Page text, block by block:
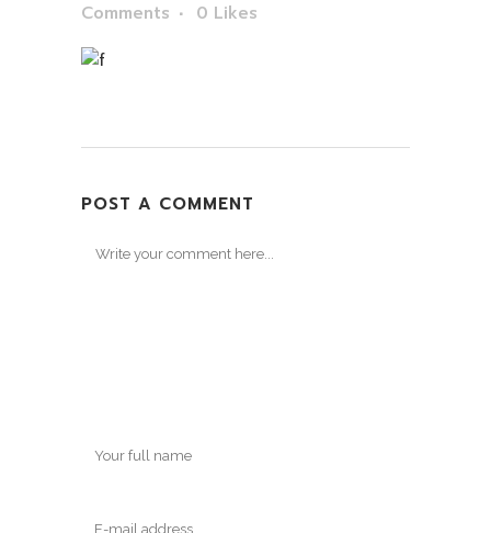
Comments
0 Likes
POST A COMMENT